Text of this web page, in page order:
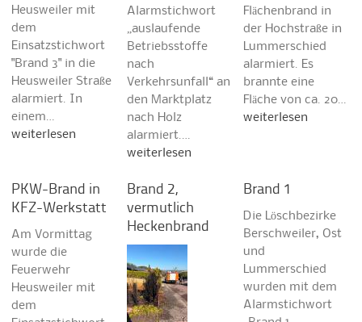
Heusweiler mit
dem
Einsatzstichwort
"Brand 3" in die
Heusweiler Straße
alarmiert. In
einem…
weiterlesen
Alarmstichwort
„auslaufende
Betriebsstoffe
nach
Verkehrsunfall“ an
den Marktplatz
nach Holz
alarmiert.…
weiterlesen
Flächenbrand in
der Hochstraße in
Lummerschied
alarmiert. Es
brannte eine
Fläche von ca. 20…
weiterlesen
PKW-Brand in
KFZ-Werkstatt
Am Vormittag
wurde die
Feuerwehr
Heusweiler mit
dem
Brand 2,
vermutlich
Heckenbrand
Brand 1
Die Löschbezirke
Berschweiler, Ost
und
Lummerschied
wurden mit dem
Alarmstichwort